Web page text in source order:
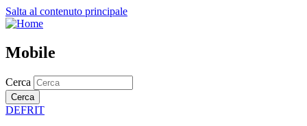
Salta al contenuto principale
Mobile
Cerca
Cerca
DEFRIT